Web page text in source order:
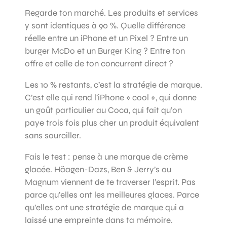
Regarde ton marché. Les produits et services
y sont identiques à 90 %. Quelle différence
réelle entre un iPhone et un Pixel ? Entre un
burger McDo et un Burger King ? Entre ton
offre et celle de ton concurrent direct ?
Les 10 % restants, c’est la stratégie de marque.
C’est elle qui rend l’iPhone « cool », qui donne
un goût particulier au Coca, qui fait qu’on
paye trois fois plus cher un produit équivalent
sans sourciller.
Fais le test : pense à une marque de crème
glacée. Häagen-Dazs, Ben & Jerry’s ou
Magnum viennent de te traverser l’esprit. Pas
parce qu’elles ont les meilleures glaces. Parce
qu’elles ont une stratégie de marque qui a
laissé une empreinte dans ta mémoire.